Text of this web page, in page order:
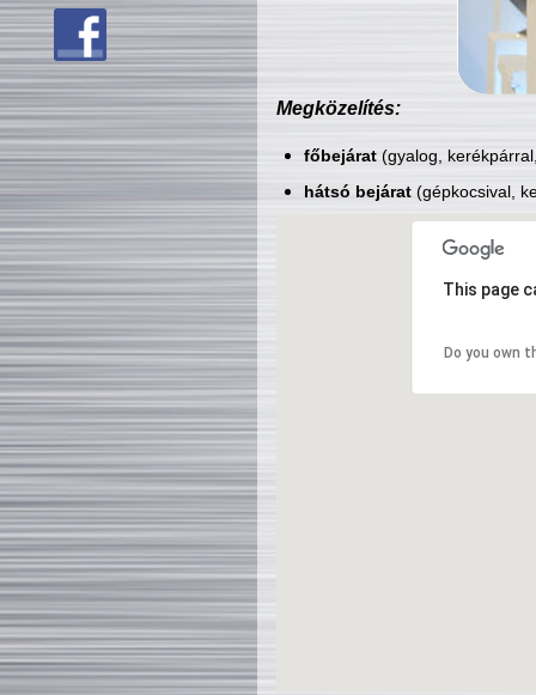
Megközelítés:
főbejárat(gyalog,
hátsó bejárat(gépkocsival,
This page
Do you own